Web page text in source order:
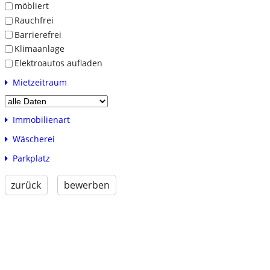
möbliert
Rauchfrei
Barrierefrei
Klimaanlage
Elektroautos aufladen
Mietzeitraum
Immobilienart
Wäscherei
Parkplatz
zurück bewerben